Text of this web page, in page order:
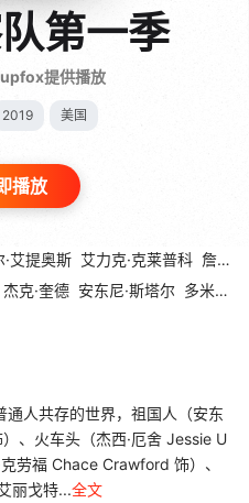
第一季
提供播放
2019 美国
播放
·艾提奥斯 艾力克·克莱普科 詹妮弗·彭
杰克·奎德 安东尼·斯塔尔 多米妮克·麦克艾丽戈特
人共存的世界，祖国人（安东
、火车头（杰西·厄舍 Jessie U
劳福 Chace Crawford 饰）、
丽戈特...全文